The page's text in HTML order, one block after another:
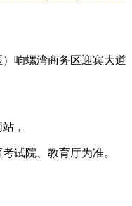
响螺湾商务区迎宾大道
，
试院、教育厅为准。